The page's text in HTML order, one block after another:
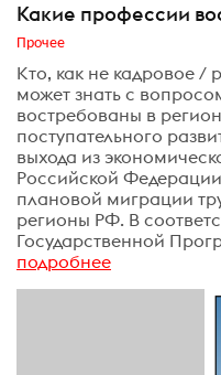
Какие профессии
Прочее
Кто, как не кадровое /
может знать с
востребованы в
поступательного
выхода из
Российской
плановой миграции
регионы РФ. В
Государственной
подробнее